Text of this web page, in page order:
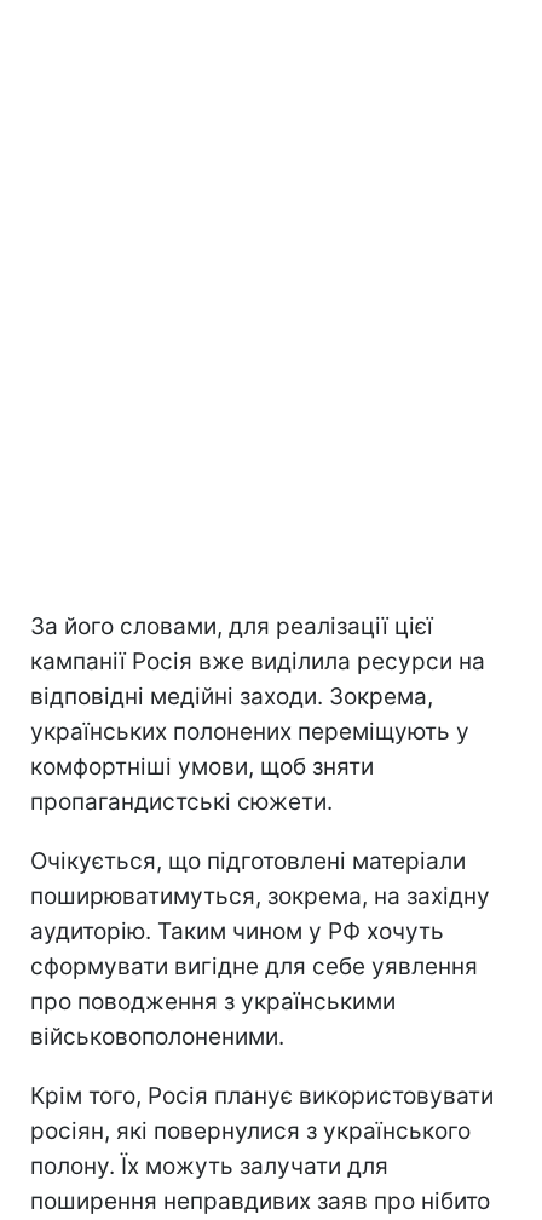
За його словами, для реалізації цієї
кампанії Росія вже виділила ресурси на
відповідні медійні заходи. Зокрема,
українських полонених переміщують у
комфортніші умови, щоб зняти
пропагандистські сюжети.
Очікується, що підготовлені матеріали
поширюватимуться, зокрема, на західну
аудиторію. Таким чином у РФ хочуть
сформувати вигідне для себе уявлення
про поводження з українськими
військовополоненими.
Крім того, Росія планує використовувати
росіян, які повернулися з українського
полону. Їх можуть залучати для
поширення неправдивих заяв про нібито